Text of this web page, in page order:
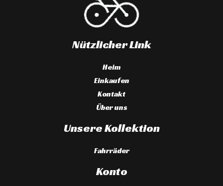
Nützlicher Link
Heim
Einkaufen
Kontakt
Über uns
Unsere Kollektion
Fahrräder
Konto